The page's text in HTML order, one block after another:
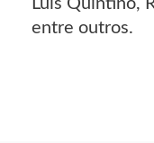
Luís Quintino,
entre outros.